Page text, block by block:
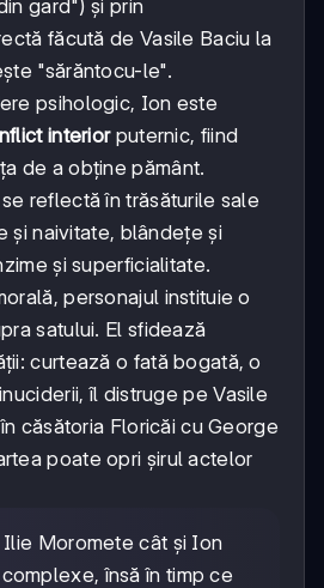
gard") și prin
făcută de Vasile Baciu la
"sărăntocu-le".
psihologic, Ion este
interiorputernic, fiind
de a obține pământ.
reflectă în trăsăturile sale
și naivitate, blândețe și
și superficialitate.
personajul instituie o
satului. El sfidează
curtează o fată bogată, o
îl distruge pe Vasile
căsătoria Floricăi cu George
poate opri șirul actelor
Ilie Moromete cât și Ion
însă în timp ce